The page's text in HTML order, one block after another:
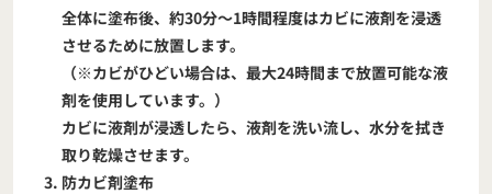
全体に塗布後、約30分～1時間程度はカビに液剤を浸透
させるために放置します。
（※カビがひどい場合は、最大24時間まで放置可能な液
剤を使用しています。）
カビに液剤が浸透したら、液剤を洗い流し、水分を拭き
取り乾燥させます。
防カビ剤塗布